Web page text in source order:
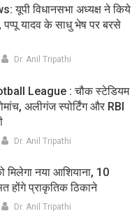
यूपी विधानसभा अध्यक्ष ने किये
पप्पू यादव के साधु भेष पर बरसे
Dr. Anil Tripathi
League : चौक स्टेडियम
अलीगंज स्पोर्टिंग और RBI
Dr. Anil Tripathi
मिलेगा नया आशियाना, 10
होंगे प्राकृतिक ठिकाने
Dr. Anil Tripathi